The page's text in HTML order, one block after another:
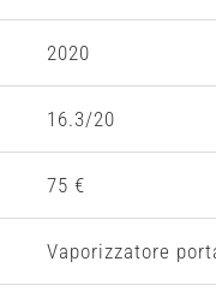
2020
16.3/20
75 €
Vaporizzatore